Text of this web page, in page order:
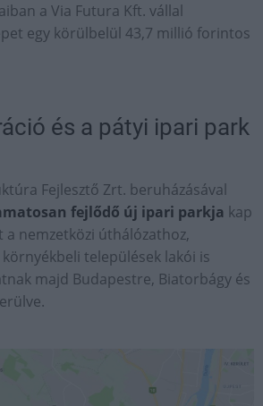
a Via Futura Kft. vállal
egy körülbelül 43,7 millió forintos
és a pátyi ipari park
Fejlesztő Zrt. beruházásával
fejlődő új ipari parkja kap
nemzetközi úthálózathoz,
települések lakói is
majd Budapestre, Biatorbágy és